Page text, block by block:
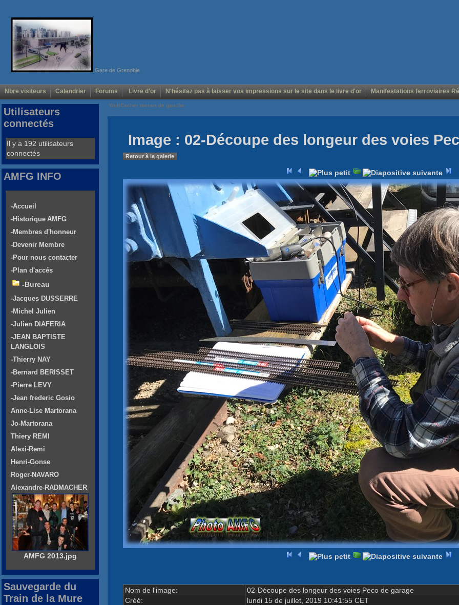
Gare de Grenoble
Nbre visiteurs Calendrier Forums Livre d'or N'hésitez pas à laisser vos impressions sur le site dans le livre d'or Manifestations ferroviaires
Voir/Cacher menus de gauche
Image : 02-Découpe des longeur des voies
Retour à la galerie
Nom de l'image:
02-Découpe des longeur des voies Peco de garage
Créé:
lundi 15 de juillet, 2019 10:41:55 CET
Utilisateurs
connectés
Il y a 192 utilisateurs
connectés
AMFG INFO
-Accueil
-Historique AMFG
-Membres d'honneur
-Devenir Membre
-Pour nous contacter
-Plan d'accés
-Bureau
-Jacques DUSSERRE
-Michel Julien
-Julien DIAFERIA
-JEAN BAPTISTE
LANGLOIS
-Thierry NAY
-Bernard BERISSET
-Pierre LEVY
-Jean frederic Gosio
Anne-Lise Martorana
Jo-Martorana
Thiery REMI
Alexi-Remi
Henri-Gonse
Roger-NAVARO
Alexandre-RADMACHER
AMFG 2013.jpg
Sauvegarde du
Train de la Mure